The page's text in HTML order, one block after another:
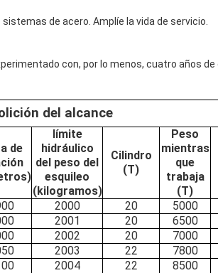
de acero. Amplíe la vida de servicio.
con, por lo menos, cuatro años
del alcance
de
límite
hidráulico
del peso del
esquileo
(kilogramos)
Cilindro
(T)
Peso
mientras
que
trabaja
(T)
2000 20
5000
2001 20
6500
2002 20
7000
2003 22
7800
2004 22 8500